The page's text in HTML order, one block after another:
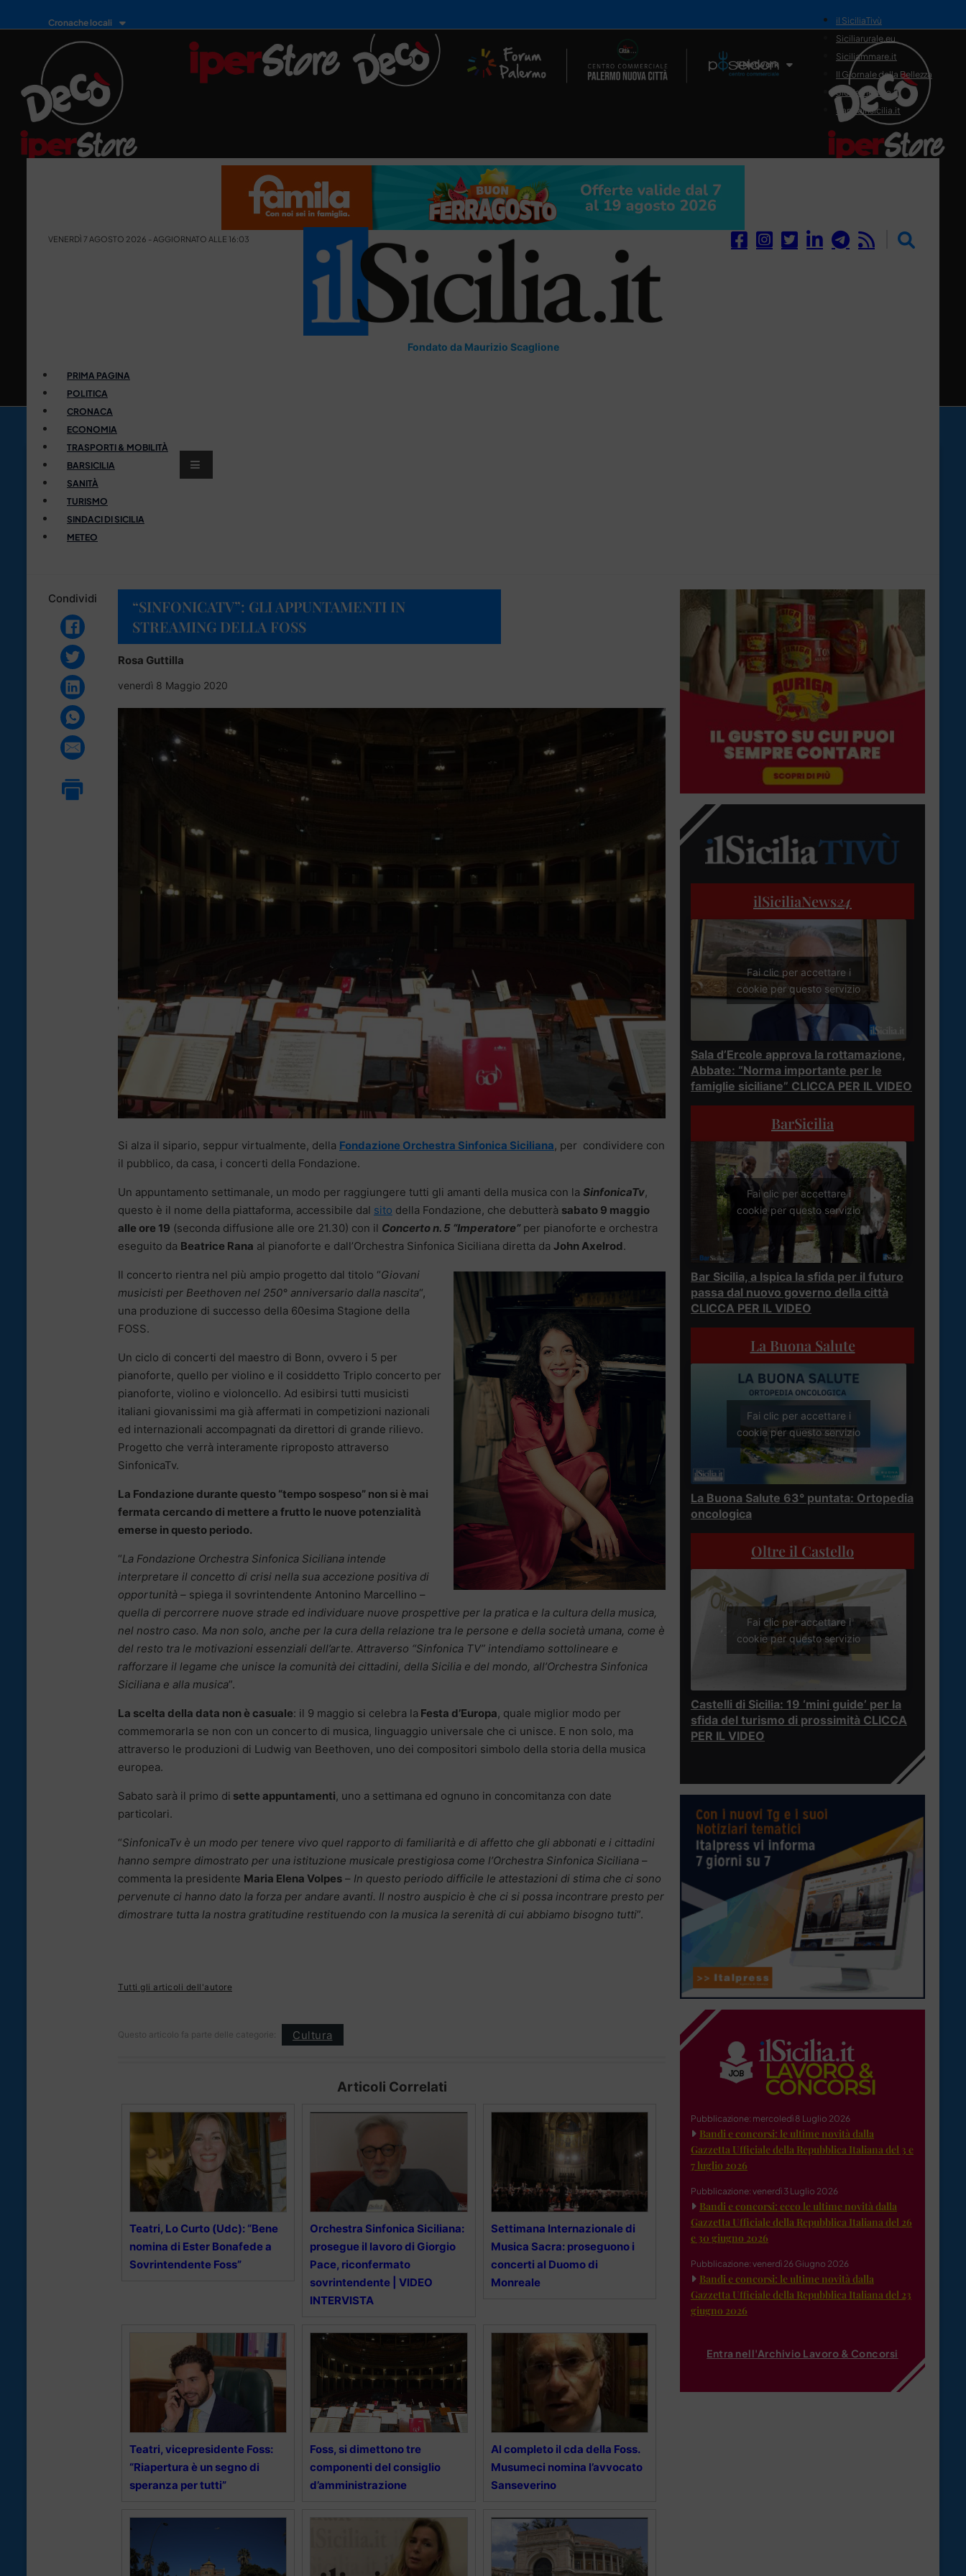
Cronache locali
Il Network
il SiciliaTivù
Siciliarurale.eu
Siciliammare.it
Il Giornale della Bellezza
Siciliamedica.it
Sanitainsicilia.it
VENERDÌ 7 AGOSTO 2026 - AGGIORNATO ALLE 16:03
Fondato da Maurizio Scaglione
PRIMA PAGINA
POLITICA
CRONACA
ECONOMIA
TRASPORTI & MOBILITÀ
BARSICILIA
SANITÀ
TURISMO
SINDACI DI SICILIA
METEO
Condividi
“SINFONICATV”: GLI APPUNTAMENTI IN
STREAMING DELLA FOSS
Rosa Guttilla
venerdì 8 Maggio 2020
Si alza il sipario, seppur virtualmente, della Fondazione Orchestra Sinfonica Siciliana, per condividere con
il pubblico, da casa, i concerti della Fondazione.
Un appuntamento settimanale, un modo per raggiungere tutti gli amanti della musica con la SinfonicaTv,
questo è il nome della piattaforma, accessibile dal sito della Fondazione, che debutterà sabato 9 maggio
alle ore 19 (seconda diffusione alle ore 21.30) con il Concerto n. 5 “Imperatore” per pianoforte e orchestra
eseguito da Beatrice Rana al pianoforte e dall’Orchestra Sinfonica Siciliana diretta da John Axelrod.
Il concerto rientra nel più ampio progetto dal titolo “Giovani
musicisti per Beethoven nel 250° anniversario dalla nascita“,
una produzione di successo della 60esima Stagione della
FOSS.
Un ciclo di concerti del maestro di Bonn, ovvero i 5 per
pianoforte, quello per violino e il cosiddetto Triplo concerto per
pianoforte, violino e violoncello. Ad esibirsi tutti musicisti
italiani giovanissimi ma già affermati in competizioni nazionali
ed internazionali accompagnati da direttori di grande rilievo.
Progetto che verrà interamente riproposto attraverso
SinfonicaTv.
La Fondazione durante questo “tempo sospeso” non si è mai
fermata cercando di mettere a frutto le nuove potenzialità
emerse in questo periodo.
“La Fondazione Orchestra Sinfonica Siciliana intende
interpretare il concetto di crisi nella sua accezione positiva di
opportunità – spiega il sovrintendente Antonino Marcellino –
quella di percorrere nuove strade ed individuare nuove prospettive per la pratica e la cultura della musica,
nel nostro caso. Ma non solo, anche per la cura della relazione tra le persone e della società umana, come è
del resto tra le motivazioni essenziali dell’arte. Attraverso “Sinfonica TV” intendiamo sottolineare e
rafforzare il legame che unisce la comunità dei cittadini, della Sicilia e del mondo, all’Orchestra Sinfonica
Siciliana e alla musica”.
La scelta della data non è casuale: il 9 maggio si celebra la Festa d’Europa, quale miglior modo per
commemorarla se non con un concerto di musica, linguaggio universale che ci unisce. E non solo, ma
attraverso le produzioni di Ludwig van Beethoven, uno dei compositori simbolo della storia della musica
europea.
Sabato sarà il primo di sette appuntamenti, uno a settimana ed ognuno in concomitanza con date
particolari.
“SinfonicaTv è un modo per tenere vivo quel rapporto di familiarità e di affetto che gli abbonati e i cittadini
hanno sempre dimostrato per una istituzione musicale prestigiosa come l’Orchestra Sinfonica Siciliana –
commenta la presidente Maria Elena Volpes – In questo periodo difficile le attestazioni di stima che ci sono
pervenute ci hanno dato la forza per andare avanti. Il nostro auspicio è che ci si possa incontrare presto per
dimostrare tutta la nostra gratitudine restituendo con la musica la serenità di cui abbiamo bisogno tutti”.
Tutti gli articoli dell'autore
Questo articolo fa parte delle categorie: Cultura
Articoli Correlati
Teatri, Lo Curto (Udc): “Bene
nomina di Ester Bonafede a
Sovrintendente Foss”
Orchestra Sinfonica Siciliana:
prosegue il lavoro di Giorgio
Pace, riconfermato
sovrintendente | VIDEO
INTERVISTA
Settimana Internazionale di
Musica Sacra: proseguono i
concerti al Duomo di
Monreale
Teatri, vicepresidente Foss:
“Riapertura è un segno di
speranza per tutti”
Foss, si dimettono tre
componenti del consiglio
d’amministrazione
Al completo il cda della Foss.
Musumeci nomina l’avvocato
Sanseverino
ilSiciliaNews24
Fai clic per accettare i
cookie per questo servizio
Sala d’Ercole approva la rottamazione,
Abbate: “Norma importante per le
famiglie siciliane” CLICCA PER IL VIDEO
BarSicilia
Fai clic per accettare i
cookie per questo servizio
Bar Sicilia, a Ispica la sfida per il futuro
passa dal nuovo governo della città
CLICCA PER IL VIDEO
La Buona Salute
Fai clic per accettare i
cookie per questo servizio
La Buona Salute 63° puntata: Ortopedia
oncologica
Oltre il Castello
Fai clic per accettare i
cookie per questo servizio
Castelli di Sicilia: 19 ‘mini guide’ per la
sfida del turismo di prossimità CLICCA
PER IL VIDEO
Pubblicazione: mercoledì 8 Luglio 2026
Bandi e concorsi: le ultime novità dalla
Gazzetta Ufficiale della Repubblica Italiana del 3 e
7 luglio 2026
Pubblicazione: venerdì 3 Luglio 2026
Bandi e concorsi: ecco le ultime novità dalla
Gazzetta Ufficiale della Repubblica Italiana del 26
e 30 giugno 2026
Pubblicazione: venerdì 26 Giugno 2026
Bandi e concorsi: le ultime novità dalla
Gazzetta Ufficiale della Repubblica Italiana del 23
giugno 2026
Entra nell'Archivio Lavoro & Concorsi